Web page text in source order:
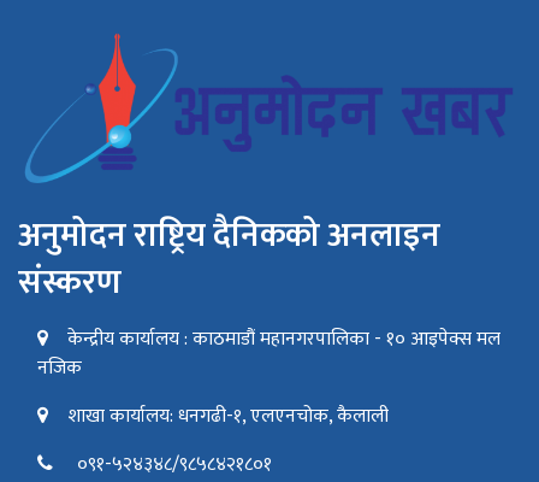
अनुमोदन राष्ट्रिय दैनिकको अनलाइन
संस्करण
केन्द्रीय कार्यालय : काठमाडौं महानगरपालिका - १० आइपेक्स मल
नजिक
शाखा कार्यालय: धनगढी-१, एलएनचोक, कैलाली
०९१-५२४३४८/९८५८४२१८०१